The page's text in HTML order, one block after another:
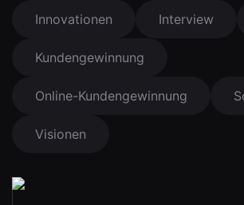
Innovationen Interview
Kundengewinnung
Online-Kundengewinnung
Visionen